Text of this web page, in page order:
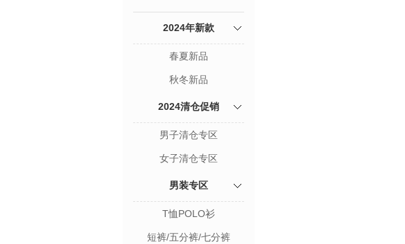
2024年新款
春夏新品
秋冬新品
2024清仓促销
男子清仓专区
女子清仓专区
男装专区
T恤POLO衫
短裤/五分裤/七分裤